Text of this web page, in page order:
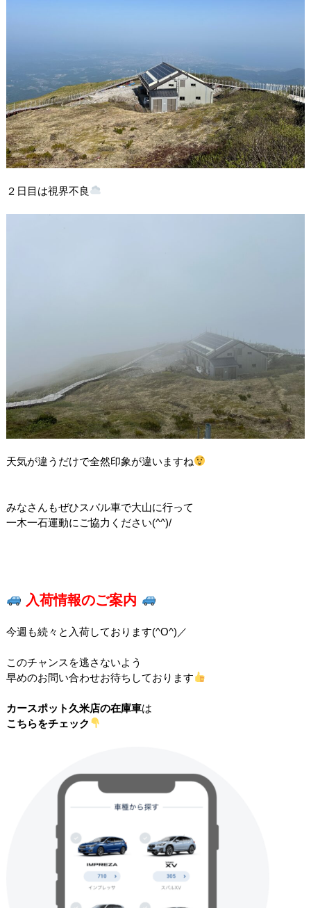
２日目は視界不良
天気が違うだけで全然印象が違いますね
みなさんもぜひスバル車で大山に行って
一木一石運動にご協力ください(^^)/
入荷情報のご案内
今週も続々と入荷しております(^O^)／
このチャンスを逃さないよう
早めのお問い合わせお待ちしております
カースポット久米店の在庫車は
こちらをチェック